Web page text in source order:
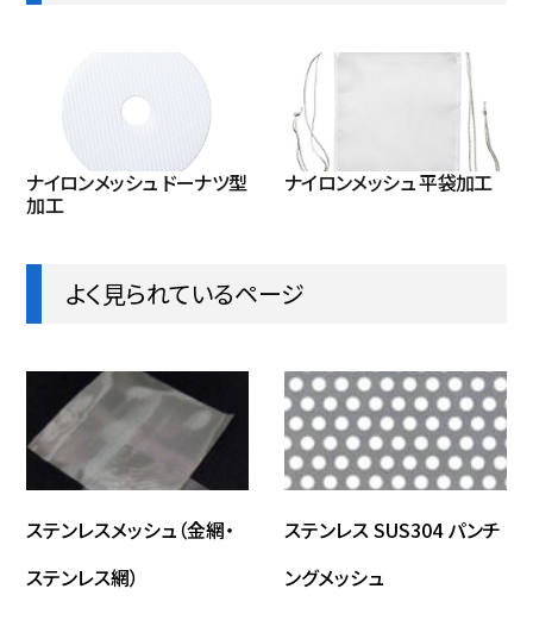
22464368-m 30 368
15268381-m 31
10868356-m 32 37 356
24850381-m 30
ナイロンメッシュ ドーナツ型
加工
ナイロンメッシュ 平袋加工
よく見られているページ
ステンレスメッシュ（金網・
ステンレス網）
ステンレス SUS304 パンチ
ングメッシュ